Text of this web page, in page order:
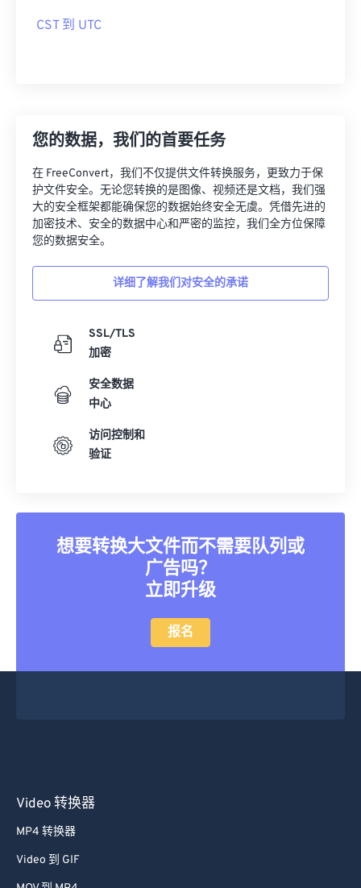
CST 到 UTC
您的数据，我们的首要任务
在 FreeConvert，我们不仅提供文件转换服务，更致力于保
护文件安全。无论您转换的是图像、视频还是文档，我们强
大的安全框架都能确保您的数据始终安全无虞。凭借先进的
加密技术、安全的数据中心和严密的监控，我们全方位保障
您的数据安全。
详细了解我们对安全的承诺
SSL/TLS
加密
安全数据
中心
访问控制和
验证
想要转换大文件而不需要队列或
广告吗？
立即升级
报名
Video 转换器
MP4 转换器
Video 到 GIF